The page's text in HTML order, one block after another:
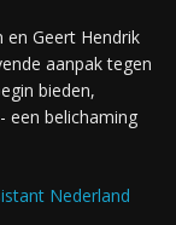
en Geert Hendrik
aanpak tegen
bieden,
een belichaming
Nederland